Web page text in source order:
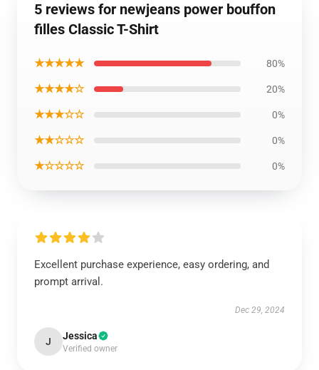
5 reviews for newjeans power bouffon
filles Classic T-Shirt
★★★★★ 80%
★★★★☆ 20%
★★★☆☆ 0%
★★☆☆☆ 0%
★☆☆☆☆ 0%
Excellent purchase experience, easy ordering, and
prompt arrival.
Dec 29, 2024
J Jessica
Verified owner